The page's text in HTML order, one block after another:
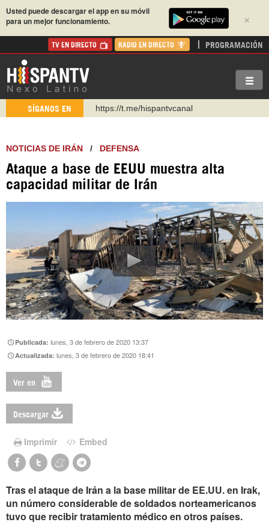
×
Usted puede descargar el app en su móvil
para un mejor funcionamiento.
TV EN DIRECTO RADIO EN DIRECTO PROGRAMACIÓN
SÍGANOS EN
https://t.me/hispantvcanal
WhatsApp y Viber: +98 921 79 29 404
Instagram como: hispan_tv
https://www.facebook.com/Nexolatino.Canal
http://twitter.com/nexo_latino
NOTICIAS DE IRÁN / DEFENSA
Ataque a base de EEUU muestra alta
capacidad militar de Irán
Publicada:lunes, 3 de febrero de 2020 13:37
Actualizada:lunes, 3 de febrero de 2020 18:41
Ver en
Descargar
Imprimir Embed
Tras el ataque de Irán a la base militar de EE.UU. en Irak,
un número considerable de soldados norteamericanos
tuvo que recibir tratamiento médico en otros países.